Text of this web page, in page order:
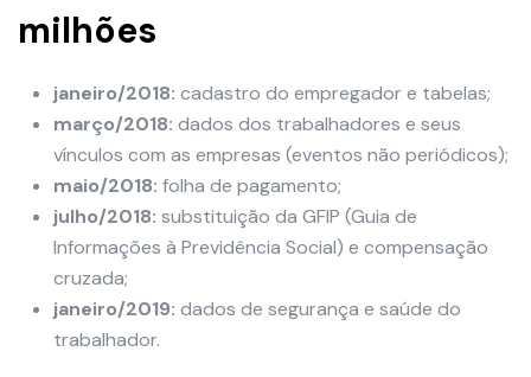
milhões
janeiro/2018: cadastro do empregador e tabelas;
março/2018: dados dos trabalhadores e seus
vínculos com as empresas (eventos não periódicos);
maio/2018: folha de pagamento;
julho/2018: substituição da GFIP (Guia de
Informações à Previdência Social) e compensação
cruzada;
janeiro/2019: dados de segurança e saúde do
trabalhador.